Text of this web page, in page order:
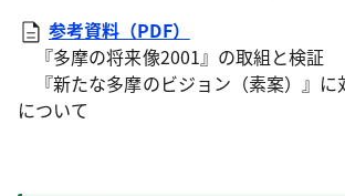
参考資料（PDF）
『多摩の将来像2001』の取組と検証
『新たな多摩のビジョン（素案）』に
について